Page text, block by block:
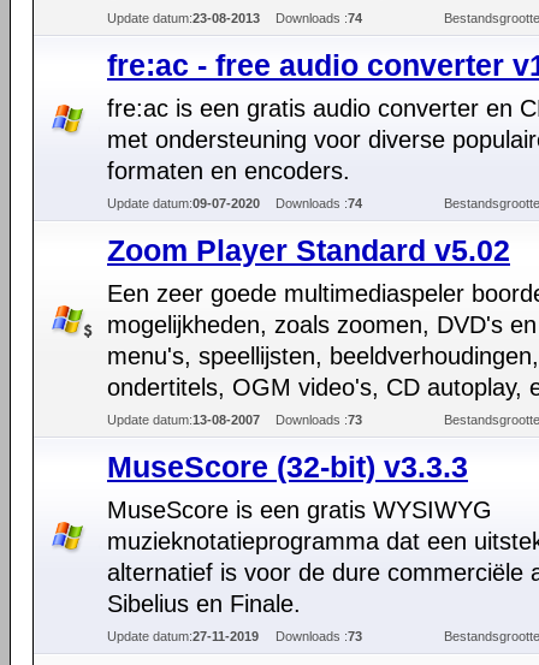
Update datum:23-08-2013 Downloads :74
fre:ac - free audio converter
fre:ac is een gratis audio converter en
met ondersteuning voor diverse
formaten en encoders.
Update datum:09-07-2020 Downloads :74
Zoom Player Standard v5.02
Een zeer goede multimediaspeler
mogelijkheden, zoals zoomen, DVD's
menu's, speellijsten, beeldverhoudingen,
ondertitels, OGM video's, CD autoplay,
Update datum:13-08-2007 Downloads :73
MuseScore (32-bit) v3.3.3
MuseScore is een gratis WYSIWYG
muzieknotatieprogramma dat een
alternatief is voor de dure commerciële
Sibelius en Finale.
Update datum:27-11-2019 Downloads :73